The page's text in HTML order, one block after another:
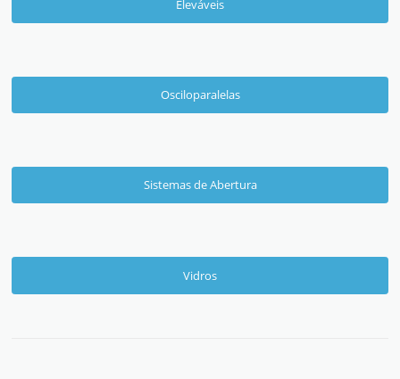
Eleváveis
Osciloparalelas
Sistemas de Abertura
Vidros